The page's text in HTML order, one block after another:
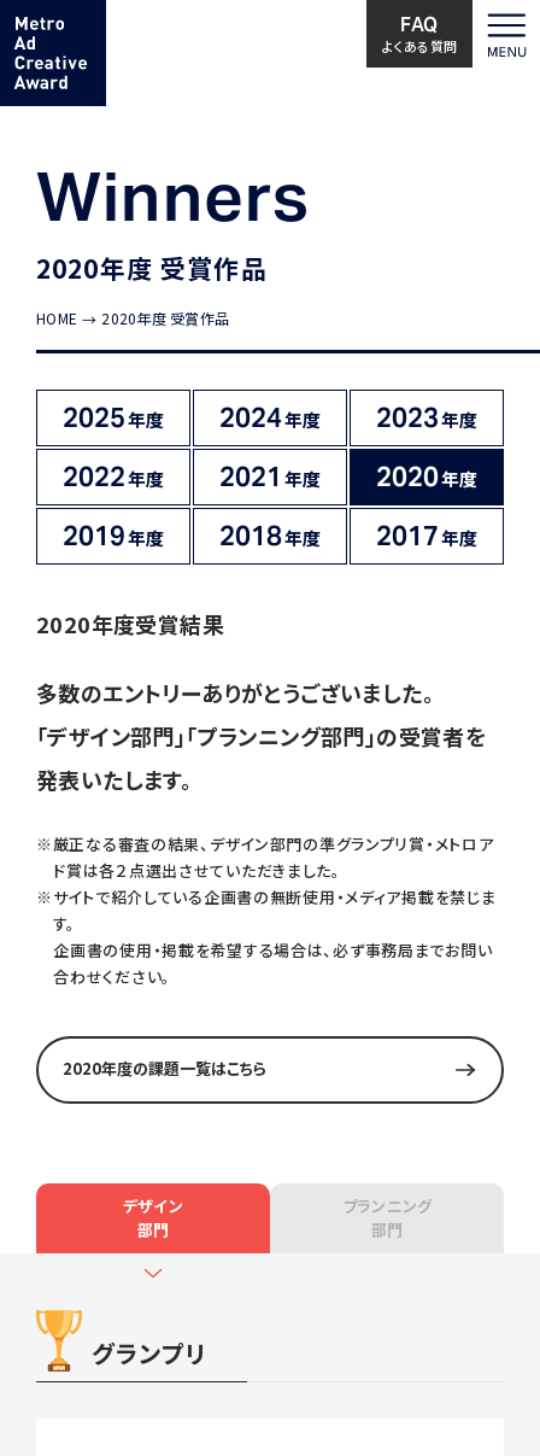
FAQ
よくある質問
Winners
2020年度 受賞作品
HOME 2020年度 受賞作品
2025年度 2024年度 2023年度
2022年度 2021 年度 2020年度
2019年度 2018年度 2017年度
2020年度受賞結果
多数のエントリーありがとうございました。
｢デザイン部門｣｢プランニング部門｣の受賞者を
発表いたします。
※厳正なる審査の結果、デザイン部門の準グランプリ賞・メトロア
ド賞は各２点選出させていただきました。
※サイトで紹介している企画書の無断使用・メディア掲載を禁じま
す。
企画書の使用・掲載を希望する場合は、必ず事務局までお問い
合わせください。
2020年度の課題一覧はこちら
デザイン
部門
プランニング
部門
グランプリ